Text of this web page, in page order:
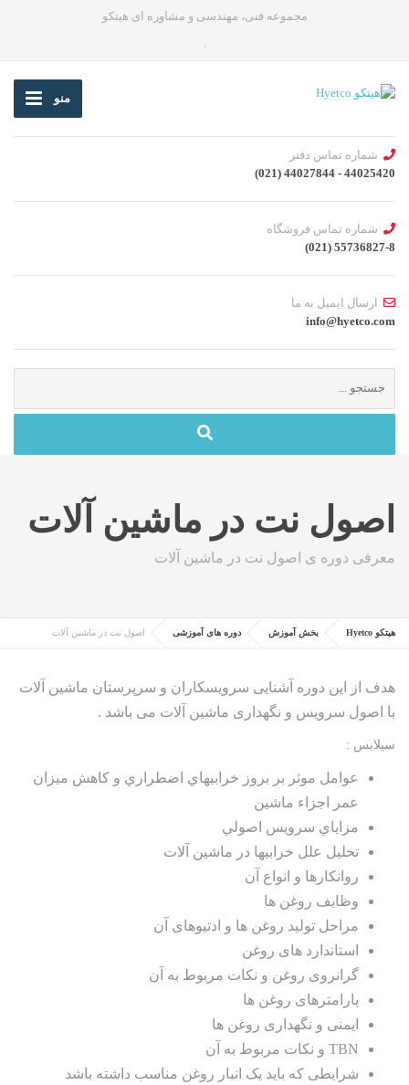
مجموعه فنی، مهندسی و مشاوره ای هیتکو
.
منو
شماره تماس دفتر
44025420 - 44027844 (021)
شماره تماس فروشگاه
55736827-8 (021)
ارسال ایمیل به ما
info@hyetco.com
برای
:
اصول نت در ماشین آلات
معرفی دوره ی اصول نت در ماشین آلات
هیتکو Hyetco بخش آموزش دوره های آموزشی اصول نت در ماشین آلات
هدف از این دوره آشنایی سرویسکاران و سرپرستان ماشین آلات
با اصول سرویس و نگهداری ماشین آلات می باشد .
سیلابس :
عوامل موثر بر بروز خرابيهاي اضطراري و كاهش ميزان
عمر اجزاء ماشين
مزاياي سرويس اصولي
تحلیل علل خرابیها در ماشین آلات
روانکارها و انواع آن
وظایف روغن ها
مراحل تولید روغن ها و ادتیوهای آن
استاندارد های روغن
گرانروی روغن و نکات مربوط به آن
پارامترهای روغن ها
ایمنی و نگهداری روغن ها
TBN و نکات مربوط به آن
شرایطی که باید یک انبار روغن مناسب داشته باشد